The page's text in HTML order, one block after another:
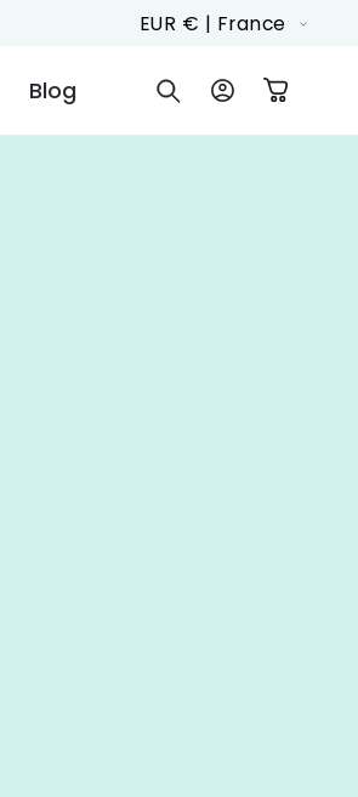
P
s
EUR € | France
Blog ConnexionPanier